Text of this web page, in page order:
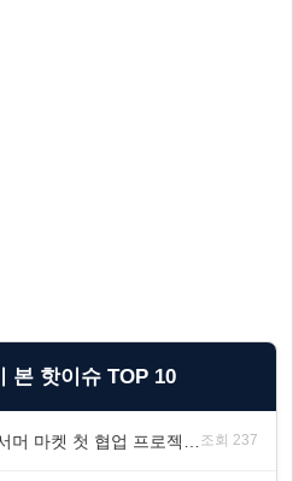
본 핫이슈 TOP 10
조회 237